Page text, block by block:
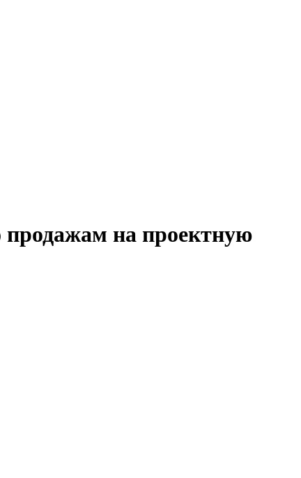
продажам на проектную